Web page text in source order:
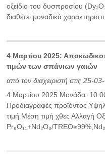
οξείδιο του δυσπροσίου
διαθέτει μοναδικά
4 Μαρτίου 2025:
τιμών των σπάνιων γαιών
από τον διαχειριστή στις 25-
4 Μαρτίου 2025 Μονάδα:
Προδιαγραφές προϊόντος
τιμή Μέση τιμή χθες Αλλαγή
Pr₆O₁₁+Nd₂O₃/